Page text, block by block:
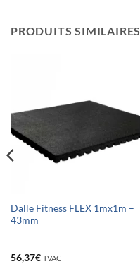
PRODUITS SIMILAIRES
Dalle Fitness FLEX 1mx1m –
43mm
56,37€ TVAC